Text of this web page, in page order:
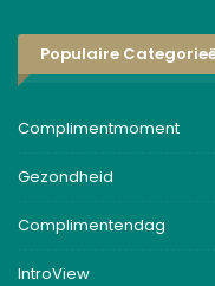
Populaire
Complimentmoment
Gezondheid
Complimentendag
IntroView